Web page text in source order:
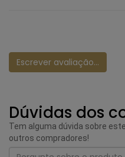
Escrever avaliação...
Dúvidas dos
Tem alguma dúvida sobre
outros compradores!